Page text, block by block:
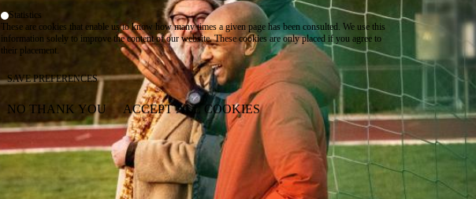
Statistics
These are cookies that enable us to know how many times a given page has been consulted. We use this
information solely to improve the content of our website. These cookies are only placed if you agree to
their placement.
SAVE PREFERENCES
NO THANK YOU ACCEPT ALL COOKIES
WITHDRAW CONSENT